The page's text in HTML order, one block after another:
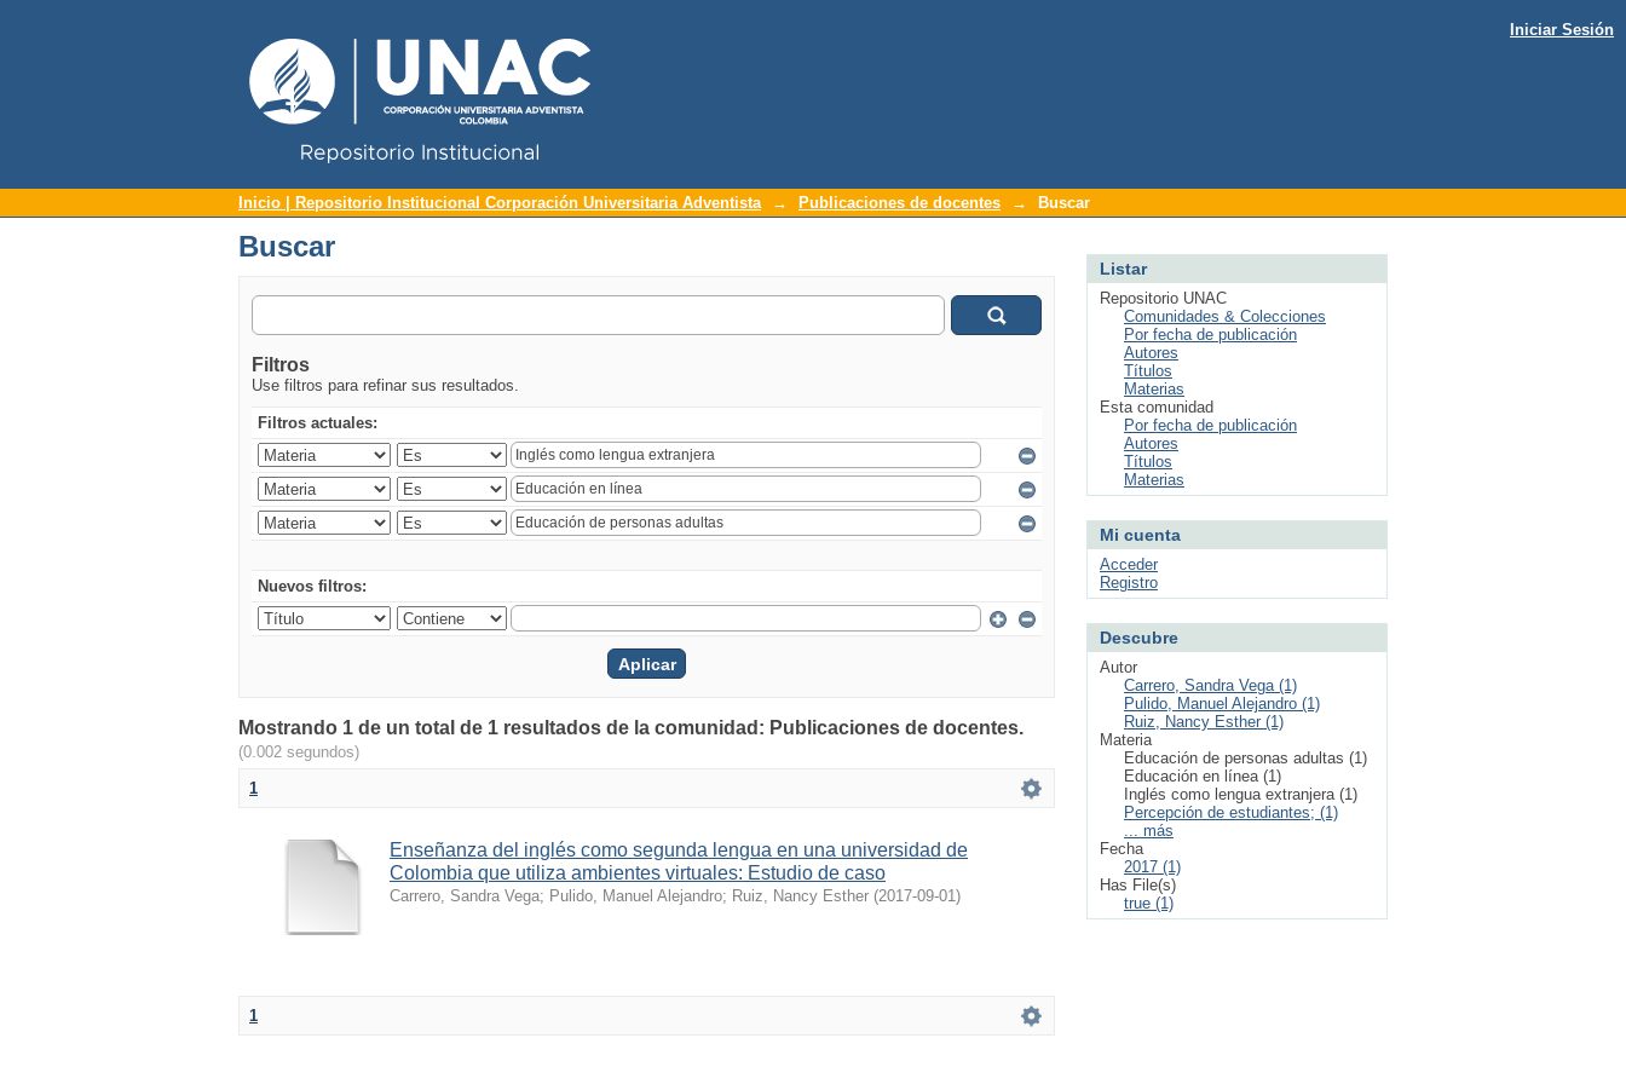
Buscar
Iniciar Sesión
Inicio | Repositorio Institucional Corporación Universitaria Adventista → Publicaciones de docentes → Buscar
Buscar
Filtros
Use filtros para refinar sus resultados.
Filtros actuales:
Nuevos filtros:
Mostrando 1 de un total de 1 resultados de la comunidad: Publicaciones de docentes.
(0.002 segundos)
1
Enseñanza del inglés como segunda lengua en una universidad de
Colombia que utiliza ambientes virtuales: Estudio de caso
Carrero, Sandra Vega; Pulido, Manuel Alejandro; Ruiz, Nancy Esther (2017-09-01)
1
Listar
Repositorio UNAC
Comunidades & Colecciones
Por fecha de publicación
Autores
Títulos
Materias
Esta comunidad
Por fecha de publicación
Autores
Títulos
Materias
Mi cuenta
Acceder
Registro
Descubre
Autor
Carrero, Sandra Vega (1)
Pulido, Manuel Alejandro (1)
Ruiz, Nancy Esther (1)
Materia
Educación de personas adultas (1)
Educación en línea (1)
Inglés como lengua extranjera (1)
Percepción de estudiantes; (1)
... más
Fecha
2017 (1)
Has File(s)
true (1)